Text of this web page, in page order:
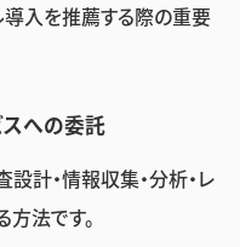
導入を推薦する際の重要
への委託
計・情報収集・分析・レ
法です。